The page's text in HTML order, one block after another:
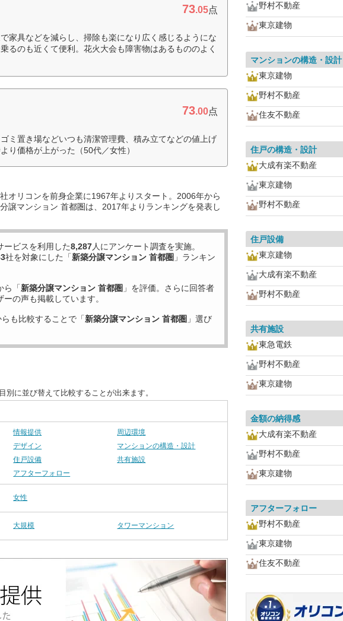
73.05点
家具などを減らし、掃除も楽になり広く感じるようにな
るのも近くて便利。花火大会も障害物はあるもののよく
73.00点
ミ置き場などいつも清潔管理費、積み立てなどの値上げ
り価格が上がった（50代／女性）
オリコンを前身企業に1967年よりスタート。2006年から
譲マンション 首都圏は、2017年よりランキングを発表し
ービスを利用した8,287人にアンケート調査を実施。
社を対象にした「新築分譲マンション 首都圏 」ランキン
ら「新築分譲マンション 首都圏 」を評価。さらに回答者
の声も掲載しています。
も比較することで「新築分譲マンション 首都圏 」選び
に並び替えて比較することが出来ます。
情報提供
周辺環境
デザイン
マンションの構造・設計
住戸設備
共有施設
アフターフォロー
女性
大規模 タワーマンション
野村不動産
東京建物
マンションの構造・設計
東京建物
野村不動産
住友不動産
住戸の構造・設計
大成有楽不動産
東京建物
野村不動産
住戸設備
東京建物
大成有楽不動産
野村不動産
共有施設
東急電鉄
野村不動産
東京建物
金額の納得感
大成有楽不動産
野村不動産
東京建物
アフターフォロー
野村不動産
東京建物
住友不動産